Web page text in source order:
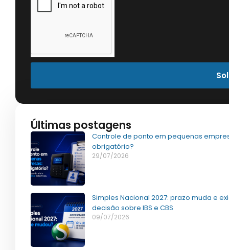
Últimas postagens
Controle de ponto em pequenas
obrigatório?
29/07/2026
Simples Nacional 2027: prazo muda e
decisão sobre IBS e CBS
09/07/2026